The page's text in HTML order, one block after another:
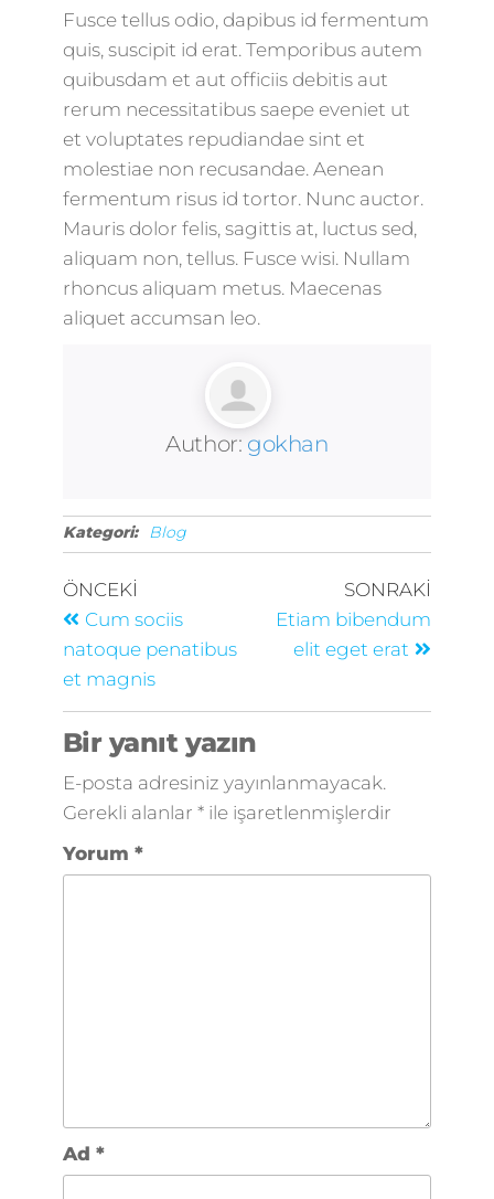
Fusce tellus odio, dapibus id fermentum
quis, suscipit id erat. Temporibus autem
quibusdam et aut officiis debitis aut
rerum necessitatibus saepe eveniet ut
et voluptates repudiandae sint et
molestiae non recusandae. Aenean
fermentum risus id tortor. Nunc auctor.
Mauris dolor felis, sagittis at, luctus sed,
aliquam non, tellus. Fusce wisi. Nullam
rhoncus aliquam metus. Maecenas
aliquet accumsan leo.
Author: gokhan
Kategori: Blog
ÖNCEKI
Cum sociis
natoque penatibus
et magnis
SONRAKI
Etiam bibendum
elit eget erat
Bir yanıt yazın
E-posta adresiniz yayınlanmayacak.
Gerekli alanlar *ile işaretlenmişlerdir
Yorum *
Ad *